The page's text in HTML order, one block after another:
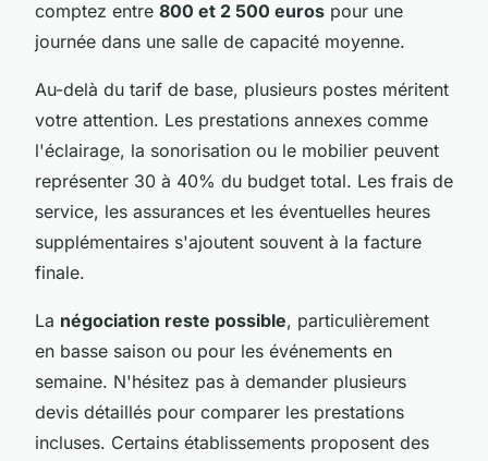
comptez entre 800 et 2 500 euros pour une
journée dans une salle de capacité moyenne.
Au-delà du tarif de base, plusieurs postes méritent
votre attention. Les prestations annexes comme
l'éclairage, la sonorisation ou le mobilier peuvent
représenter 30 à 40% du budget total. Les frais de
service, les assurances et les éventuelles heures
supplémentaires s'ajoutent souvent à la facture
finale.
La négociation reste possible, particulièrement
en basse saison ou pour les événements en
semaine. N'hésitez pas à demander plusieurs
devis détaillés pour comparer les prestations
incluses. Certains établissements proposent des